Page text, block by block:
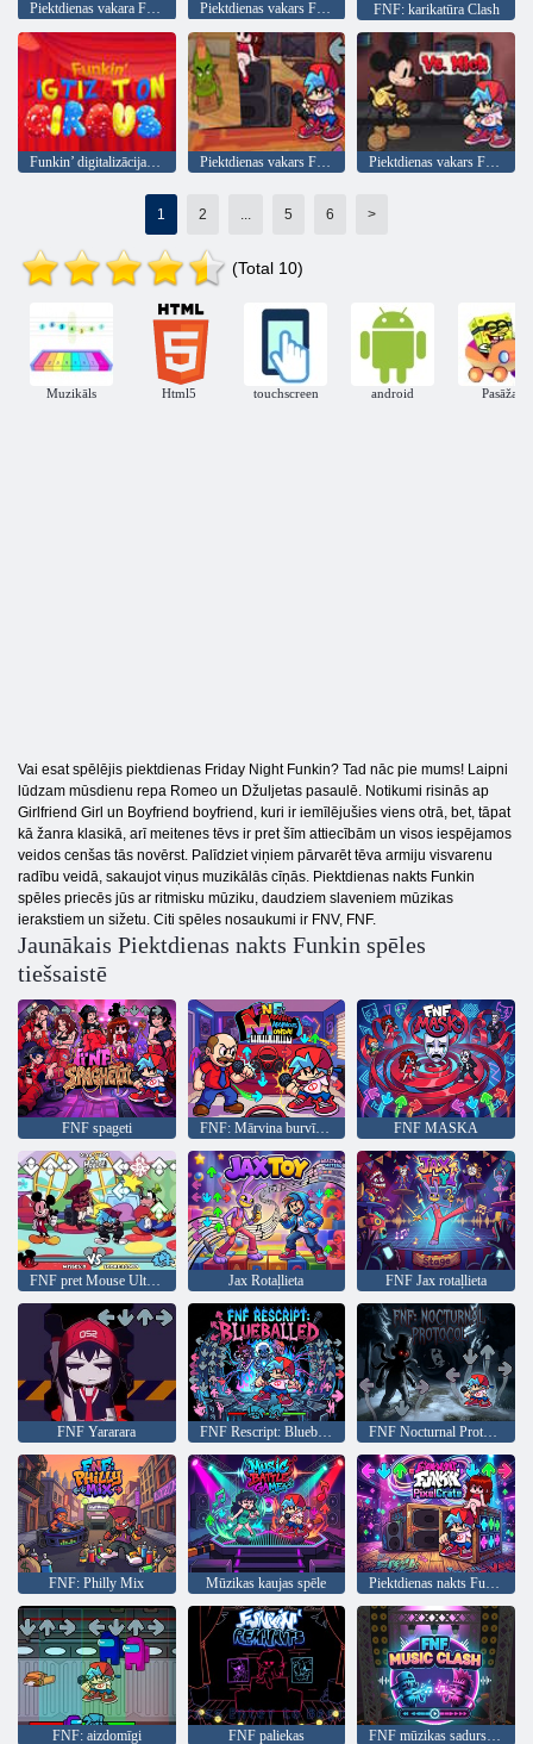
Piektdienas vakars Funkins: Terrafunk FNF: karikatūra Clash
Piektdienas vakars Funkins pret Kevinu Goblinu
1 2 5 6 >
(Total 10)
Muzikāls Html5 touchscreen android Pasāža
Vai esat spēlējis piektdienas Friday Night Funkin? Tad nāc pie mums! Laipni
lūdzam mūsdienu repa Romeo un Džuljetas pasaulē. Notikumi risinās ap
Girlfriend Girl un Boyfriend boyfriend, kuri ir iemīlējušies viens otrā, bet, tāpat
kā žanra klasikā, arī meitenes tēvs ir pret šīm attiecībām un visos iespējamos
veidos cenšas tās novērst. Palīdziet viņiem pārvarēt tēva armiju visvarenu
radību veidā, sakaujot viņus muzikālās cīņās. Piektdienas nakts Funkin
spēles priecēs jūs ar ritmisku mūziku, daudziem slaveniem mūzikas
ierakstiem un sižetu. Citi spēles nosaukumi ir FNV, FNF.
Jaunākais Piektdienas nakts Funkin spēles
tiešsaistē
FNF spageti FNF: Mārvina burvīgā pirmdiena FNF MASKA
Jax Rotaļlieta FNF Jax rotaļlieta
FNF Yararara FNF Rescript: Blueballed FNF Nocturnal Protocol Mod
FNF: Philly Mix Mūzikas kaujas spēle Piektdienas nakts Funkin PixelCrate
FNF: aizdomīgi FNF paliekas FNF mūzikas sadursme